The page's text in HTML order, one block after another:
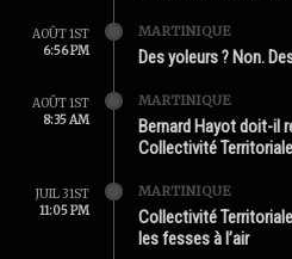
AOÛT 1ST
6:56 PM
MARTINIQUE
Des yoleurs ? Non.
AOÛT 1ST
8:35 AM
MARTINIQUE
Bernard Hayot doit-il
Collectivité
JUIL 31ST
11:05 PM
MARTINIQUE
Collectivité
les fesses à l’air